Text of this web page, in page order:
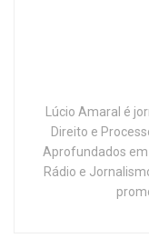
Lúcio Amaral é
Direito e
Aprofundados em
Rádio e